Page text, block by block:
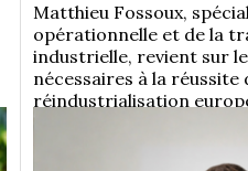
Matthieu Fossoux,
opérationnelle et de la
industrielle, revient sur
nécessaires à la réussite
réindustrialisation